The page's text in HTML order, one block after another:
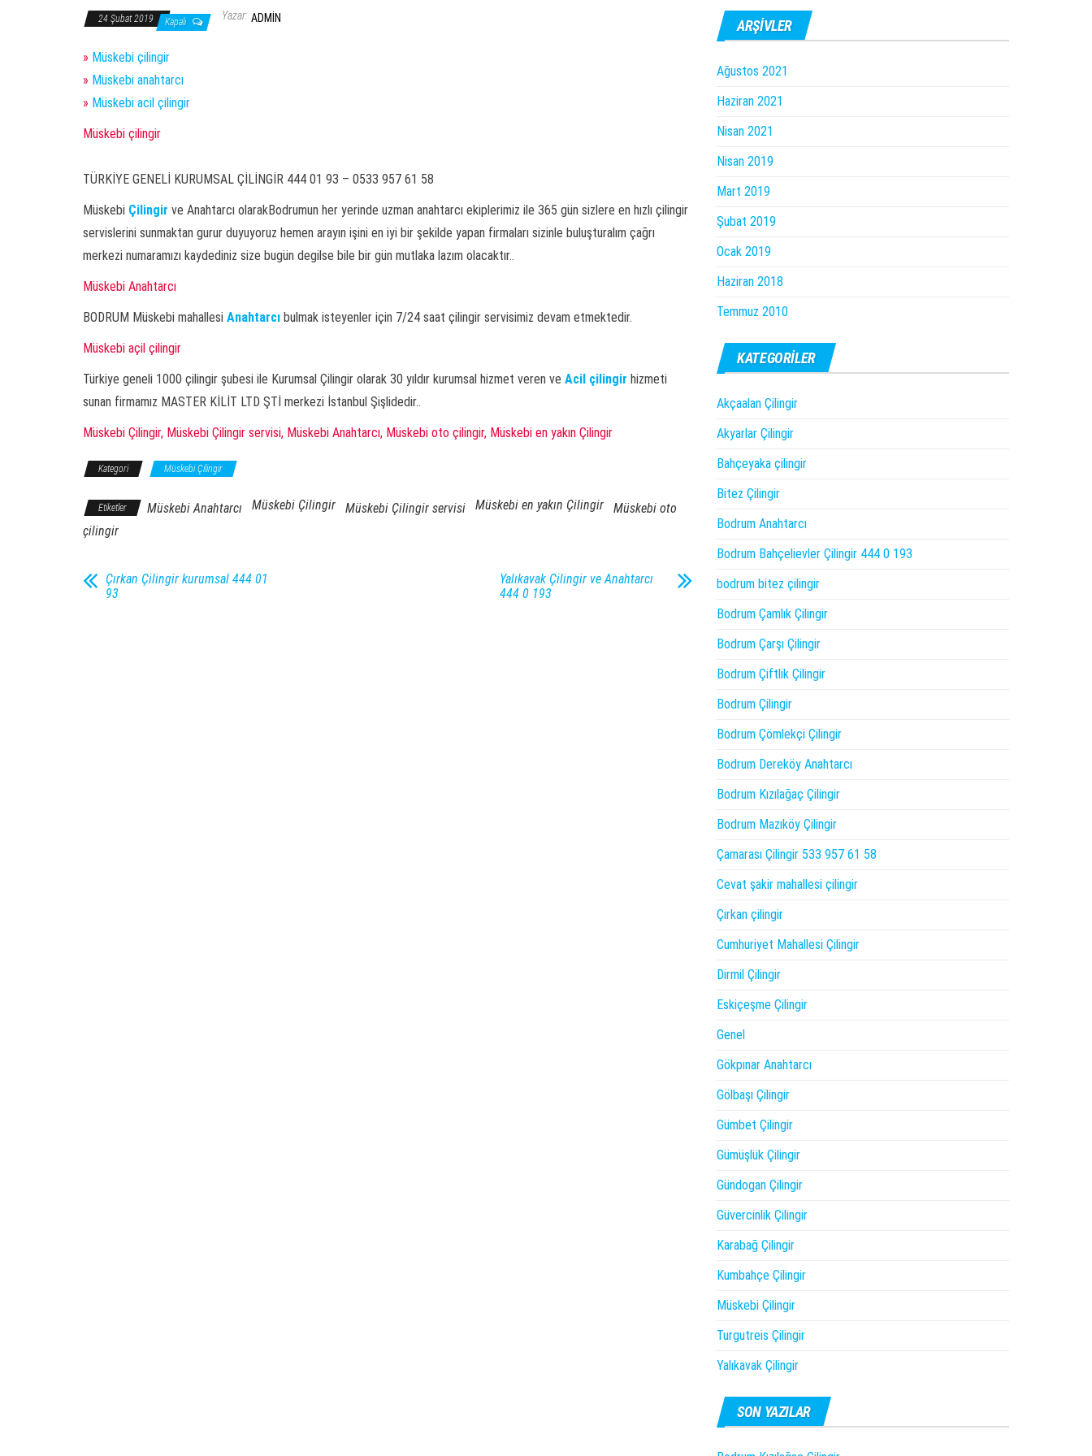
24 Şubat 2019 Kapalı Yazar: ADMIN
» Müskebi çilingir
» Müskebi anahtarcı
» Müskebi acil çilingir
Müskebi çilingir
TÜRKİYE GENELİ KURUMSAL ÇİLİNGİR 444 01 93 – 0533 957 61 58
Müskebi Çilingir ve Anahtarcı olarakBodrumun her yerinde uzman anahtarcı ekiplerimiz ile 365 gün sizlere en hızlı çilingir
servislerini sunmaktan gurur duyuyoruz hemen arayın işini en iyi bir şekilde yapan firmaları sizinle buluşturalım çağrı
merkezi numaramızı kaydediniz size bugün degilse bile bir gün mutlaka lazım olacaktır..
Müskebi Anahtarcı
BODRUM Müskebi mahallesi Anahtarcı bulmak isteyenler için 7/24 saat çilingir servisimiz devam etmektedir.
Müskebi açil çilingir
Türkiye geneli 1000 çilingir şubesi ile Kurumsal Çilingir olarak 30 yıldır kurumsal hizmet veren ve Acil çilingir hizmeti
sunan firmamız MASTER KİLİT LTD ŞTİ merkezi İstanbul Şişlidedir..
Müskebi Çilingir, Müskebi Çilingir servisi, Müskebi Anahtarcı, Müskebi oto çilingir, Müskebi en yakın Çilingir
Kategori Müskebi Çilingir
Etiketler Müskebi Anahtarcı Müskebi Çilingir Müskebi Çilingir servisi Müskebi en yakın Çilingir
Müskebi oto
çilingir
Çırkan Çilingir kurumsal 444 01
93
Yalıkavak Çilingir ve Anahtarcı
444 0 193
ARŞIVLER
Ağustos 2021
Haziran 2021
Nisan 2021
Nisan 2019
Mart 2019
Şubat 2019
Ocak 2019
Haziran 2018
Temmuz 2010
KATEGORILER
Akçaalan Çilingir
Akyarlar Çilingir
Bahçeyaka çilingir
Bitez Çilingir
Bodrum Anahtarcı
Bodrum Bahçelievler Çilingir 444 0 193
bodrum bitez çilingir
Bodrum Çamlık Çilingir
Bodrum Çarşı Çilingir
Bodrum Çiftlik Çilingir
Bodrum Çilingir
Bodrum Çömlekçi Çilingir
Bodrum Dereköy Anahtarcı
Bodrum Kızılağaç Çilingir
Bodrum Mazıköy Çilingir
Çamarası Çilingir 533 957 61 58
Cevat şakir mahallesi çilingir
Çırkan çilingir
Cumhuriyet Mahallesi Çilingir
Dirmil Çilingir
Eskiçeşme Çilingir
Genel
Gökpınar Anahtarcı
Gölbaşı Çilingir
Gümbet Çilingir
Gümüşlük Çilingir
Gündogan Çilingir
Güvercinlik Çilingir
Karabağ Çilingir
Kumbahçe Çilingir
Müskebi Çilingir
Turgutreis Çilingir
Yalıkavak Çilingir
SON YAZILAR